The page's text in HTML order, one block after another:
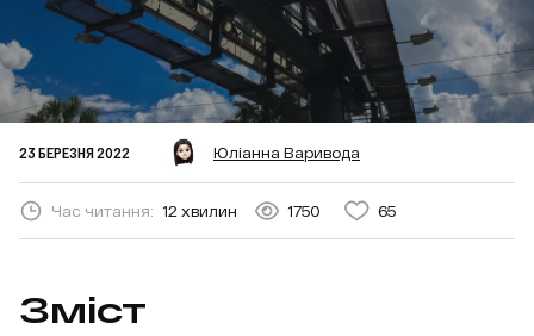
23 БЕРЕЗНЯ 2022 Юліанна Варивода
Час читання: 12 хвилин 1750 65
Зміст